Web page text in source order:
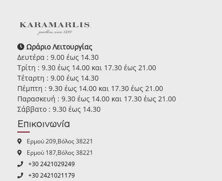
Ωράριο Λειτουργίας
Δευτέρα : 9.00 έως 14.30
Τρίτη : 9.30 έως 14.00 και 17.30 έως 21.00
Τέταρτη : 9.00 έως 14.30
Πέμπτη : 9.30 έως 14.00 και 17.30 έως 21.00
Παρασκευή : 9.30 έως 14.00 και 17.30 έως 21.00
Σάββατο : 9.30 έως 14.30
Επικοινωνία
Ερμού 209,Βόλος 38221
Ερμού 187,Βόλος 38221
+30 2421029249
+30 2421021179